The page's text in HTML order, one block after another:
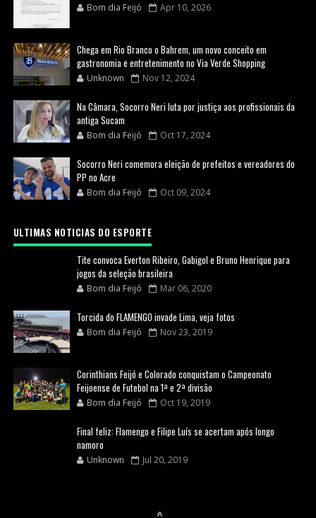
Bom dia Feijó Apr 10, 2026
Chega em Rio Branco o Bahrem, um novo conceito em
gastronomia e entretenimento no Via Verde Shopping
Unknown Nov 12, 2024
Na Câmara, Socorro Neri luta por justiça aos profissionais da
antiga Sucam
Bom dia Feijó Oct 17, 2024
Socorro Neri comemora eleição de prefeitos e vereadores do
PP no Acre
Bom dia Feijó Oct 09, 2024
ULTIMAS NOTICIAS DO ESPORTE
Tite convoca Everton Ribeiro, Gabigol e Bruno Henrique para
jogos da seleção brasileira
Bom dia Feijó Mar 06, 2020
Torcida do FLAMENGO invade Lima, veja fotos
Bom dia Feijó Nov 23, 2019
Corinthians Feijó e Colorado conquistam o Campeonato
Feijoense de Futebol na 1ª e 2ª divisão
Bom dia Feijó Oct 19, 2019
Final feliz: Flamengo e Filipe Luís se acertam após longo
namoro
Unknown Jul 20, 2019